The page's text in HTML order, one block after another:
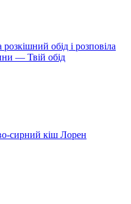
обід і розповіла
— Твій обід
сирний кіш Лорен